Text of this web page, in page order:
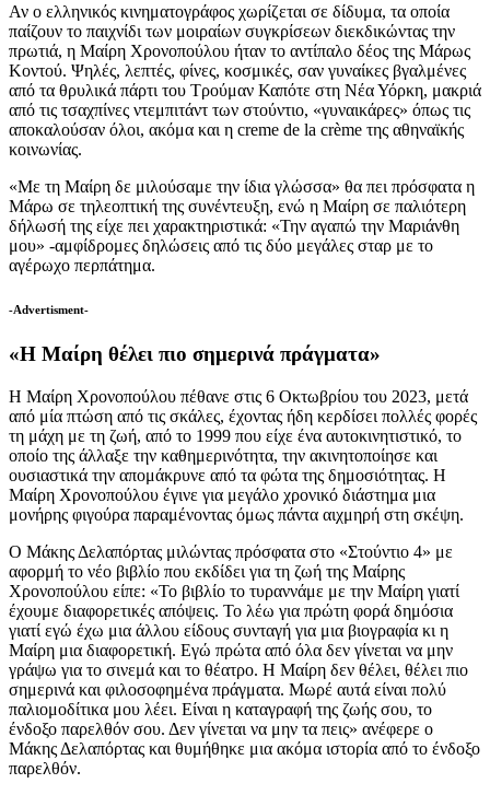
Αν ο ελληνικός κινηματογράφος χωρίζεται σε δίδυμα, τα οποία
παίζουν το παιχνίδι των μοιραίων συγκρίσεων διεκδικώντας την
πρωτιά, η Μαίρη Χρονοπούλου ήταν το αντίπαλο δέος της Μάρως
Κοντού. Ψηλές, λεπτές, φίνες, κοσμικές, σαν γυναίκες βγαλμένες
από τα θρυλικά πάρτι του Τρούμαν Καπότε στη Νέα Υόρκη, μακριά
από τις τσαχπίνες ντεμπιτάντ των στούντιο, «γυναικάρες» όπως τις
αποκαλούσαν όλοι, ακόμα και η creme de la crème της αθηναϊκής
κοινωνίας.
«Με τη Μαίρη δε μιλούσαμε την ίδια γλώσσα» θα πει πρόσφατα η
Μάρω σε τηλεοπτική της συνέντευξη, ενώ η Μαίρη σε παλιότερη
δήλωσή της είχε πει χαρακτηριστικά: «Την αγαπώ την Μαριάνθη
μου» -αμφίδρομες δηλώσεις από τις δύο μεγάλες σταρ με το
αγέρωχο περπάτημα.
-Advertisment-
«Η Μαίρη θέλει πιο σημερινά πράγματα»
Η Μαίρη Χρονοπούλου πέθανε στις 6 Οκτωβρίου του 2023, μετά
από μία πτώση από τις σκάλες, έχοντας ήδη κερδίσει πολλές φορές
τη μάχη με τη ζωή, από το 1999 που είχε ένα αυτοκινητιστικό, το
οποίο της άλλαξε την καθημερινότητα, την ακινητοποίησε και
ουσιαστικά την απομάκρυνε από τα φώτα της δημοσιότητας. Η
Μαίρη Χρονοπούλου έγινε για μεγάλο χρονικό διάστημα μια
μονήρης φιγούρα παραμένοντας όμως πάντα αιχμηρή στη σκέψη.
Ο Μάκης Δελαπόρτας μιλώντας πρόσφατα στο «Στούντιο 4» με
αφορμή το νέο βιβλίο που εκδίδει για τη ζωή της Μαίρης
Χρονοπούλου είπε: «Το βιβλίο το τυραννάμε με την Μαίρη γιατί
έχουμε διαφορετικές απόψεις. Το λέω για πρώτη φορά δημόσια
γιατί εγώ έχω μια άλλου είδους συνταγή για μια βιογραφία κι η
Μαίρη μια διαφορετική. Εγώ πρώτα από όλα δεν γίνεται να μην
γράψω για το σινεμά και το θέατρο. Η Μαίρη δεν θέλει, θέλει πιο
σημερινά και φιλοσοφημένα πράγματα. Μωρέ αυτά είναι πολύ
παλιομοδίτικα μου λέει. Είναι η καταγραφή της ζωής σου, το
ένδοξο παρελθόν σου. Δεν γίνεται να μην τα πεις» ανέφερε ο
Μάκης Δελαπόρτας και θυμήθηκε μια ακόμα ιστορία από το ένδοξο
παρελθόν.